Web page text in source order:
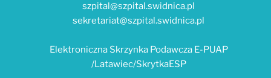
szpital@szpital.swidnica.pl
sekretariat@szpital.swidnica.pl
Elektroniczna Skrzynka Podawcza E-PUAP
/Latawiec/SkrytkaESP